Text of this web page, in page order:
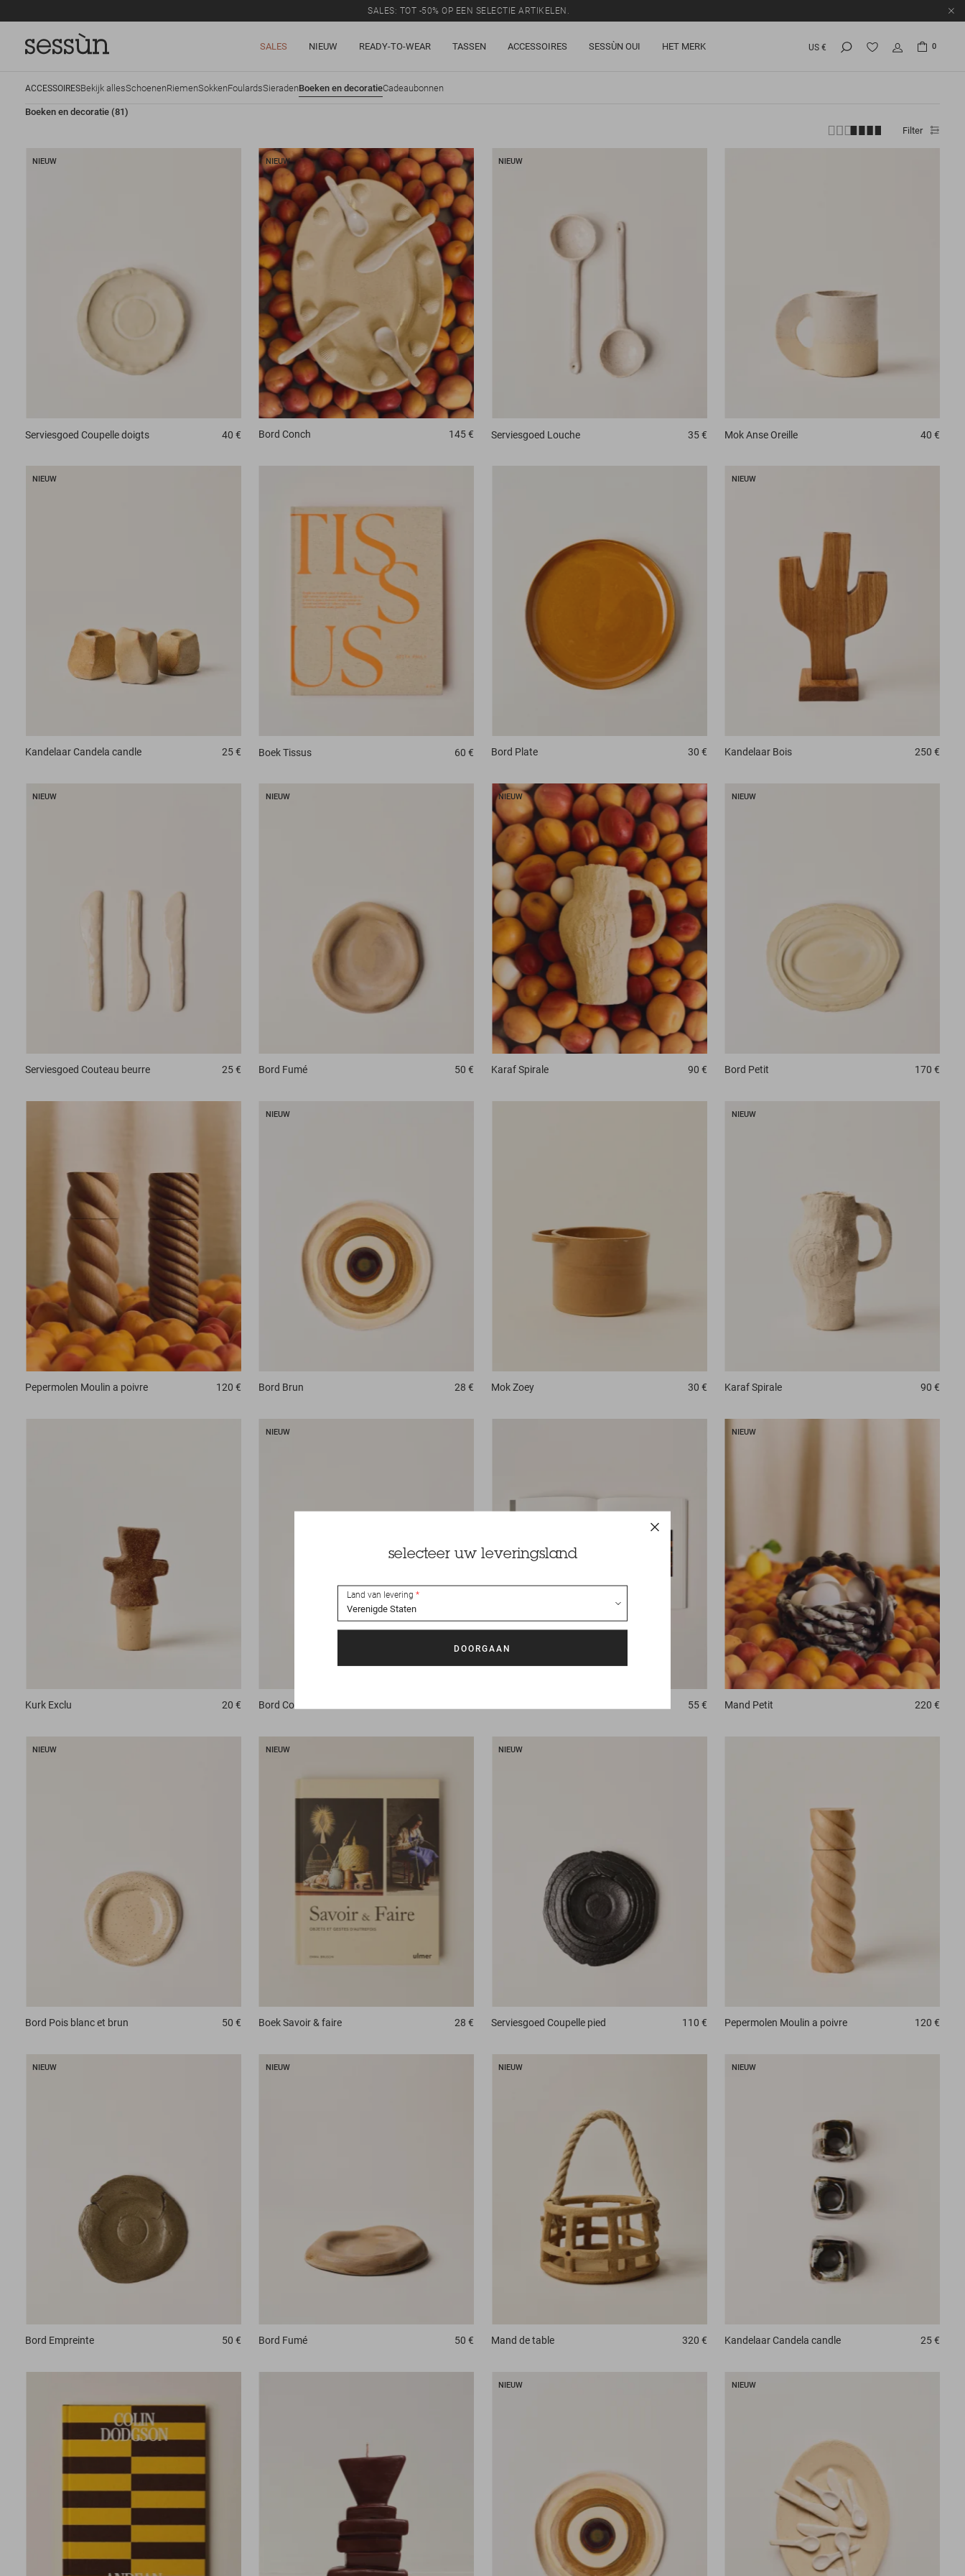
SALES: TOT -50% OP EEN SELECTIE ARTIKELEN.
SALES NIEUW READY-TO-WEAR TASSEN ACCESSOIRES SESSÙN OUI HET MERK US € 0
ACCESSOIRESBekijk allesSchoenenRiemenSokkenFoulardsSieradenBoeken en decoratieCadeaubonnen
Boeken en decoratie (81)
Filter
NIEUW
Serviesgoed Coupelle doigts 40 €
NIEUW
Bord Conch 145 €
NIEUW
Serviesgoed Louche 35 € Mok Anse Oreille 40 €
NIEUW
KandelaarCandela candle 25 € Boek Tissus 60 € Bord Plate 30 €
NIEUW
Kandelaar Bois 250 €
NIEUW
Serviesgoed Couteau beurre 25 €
NIEUW
Bord Fumé 50 €
NIEUW
KarafSpirale 90 €
NIEUW
Bord Petit 170 €
Pepermolen Moulin a poivre 120 €
NIEUW
Bord Brun 28 € MokZoey 30 €
NIEUW
Karaf Spirale 90 €
Kurk Exclu 20 €
NIEUW
Bord Conch 55 €
NIEUW
Mand Petit 220 €
NIEUW
Bord Pois blanc et brun 50 €
NIEUW
Boek Savoir & faire 28 €
NIEUW
Serviesgoed Coupelle pied 110 € Pepermolen Moulin a poivre 120 €
NIEUW
Bord Empreinte 50 €
NIEUW
Bord Fumé 50 €
NIEUW
Mand de table 320 €
NIEUW
Kandelaar Candela candle 25 €
NIEUW NIEUW
selecteer uw leveringsland
Land van levering